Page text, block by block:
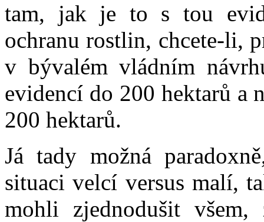
tam, jak je to s tou
ochranu rostlin, chcete-li,
v bývalém vládním
evidencí do 200 hektarů a
200 hektarů.
Já tady možná
situaci velcí versus malí,
mohli zjednodušit